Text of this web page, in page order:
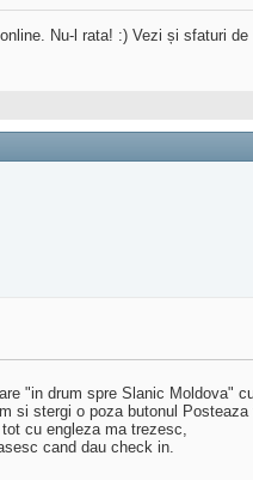
Nu-l rata! :) Vezi și sfaturi de
"in drum spre Slanic Moldova"
si stergi o poza butonul
cu engleza ma trezesc,
cand dau check in.